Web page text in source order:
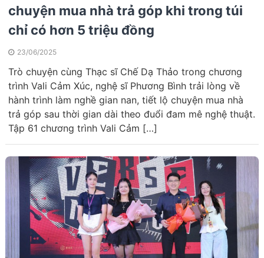
chuyện mua nhà trả góp khi trong túi
chỉ có hơn 5 triệu đồng
23/06/2025
Trò chuyện cùng Thạc sĩ Chế Dạ Thảo trong chương
trình Vali Cảm Xúc, nghệ sĩ Phương Bình trải lòng về
hành trình làm nghề gian nan, tiết lộ chuyện mua nhà
trả góp sau thời gian dài theo đuổi đam mê nghệ thuật.
Tập 61 chương trình Vali Cảm […]